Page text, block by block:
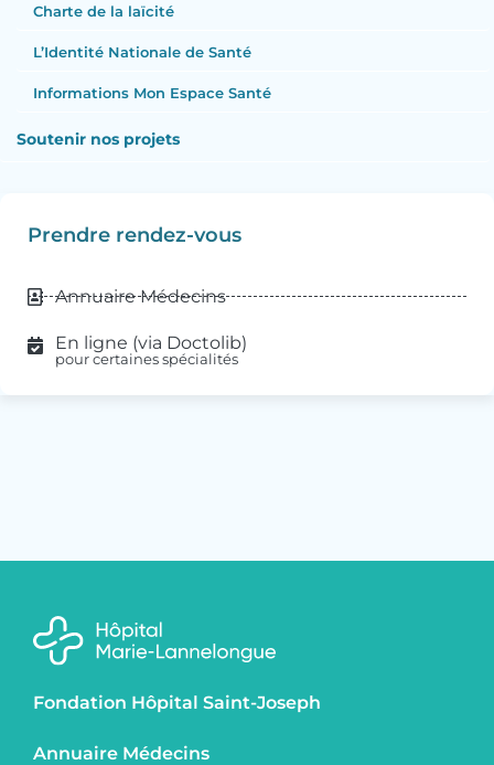
Charte de la laïcité
L’Identité Nationale de Santé
Informations Mon Espace Santé
Soutenir nos projets
Prendre rendez-vous
Annuaire Médecins
En ligne (via Doctolib)
pour certaines spécialités
Fondation Hôpital Saint-Joseph
Annuaire Médecins